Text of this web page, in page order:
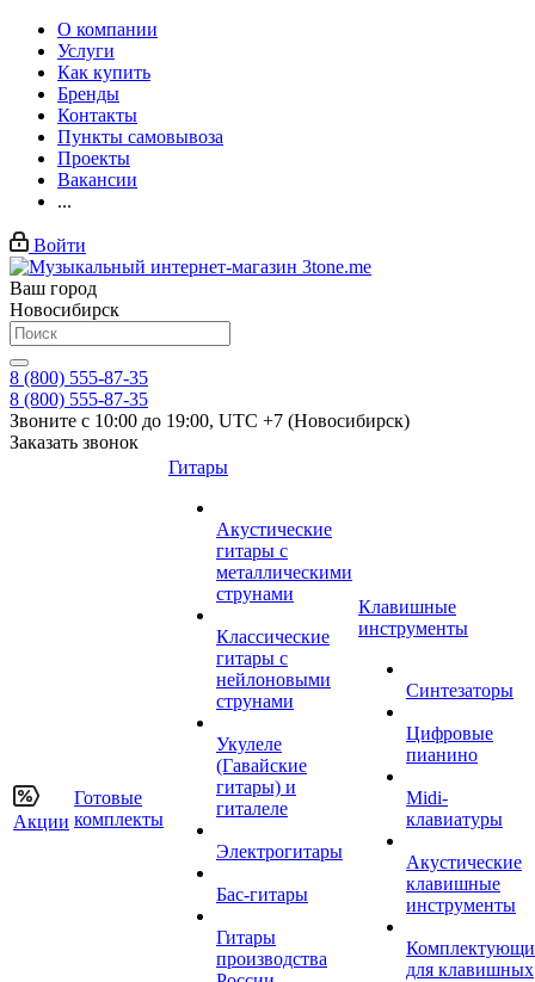
О компании
Услуги
Как купить
Бренды
Контакты
Пункты самовывоза
Проекты
Вакансии
...
Войти
Ваш город
Новосибирск
8 (800) 555-87-35
8 (800) 555-87-35
Звоните с 10:00 до 19:00, UTC +7 (Новосибирск)
Заказать звонок
Акции
Готовые
комплекты
Гитары
Акустические
гитары с
металлическими
струнами
Классические
гитары с
нейлоновыми
струнами
Укулеле
(Гавайские
гитары) и
гиталеле
Электрогитары
Бас-гитары
Гитары
производства
Клавишные
инструменты
Синтезаторы
Цифровые
пианино
Midi-
клавиатуры
Акустические
клавишные
инструменты
для клавишных